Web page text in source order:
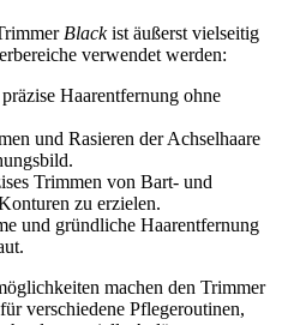
Blackist äußerst vielseitig
verwendet werden:
Haarentfernung ohne
und Rasieren der Achselhaare
Trimmen von Bart- und
zu erzielen.
und gründliche Haarentfernung
machen den Trimmer
verschiedene Pflegeroutinen,